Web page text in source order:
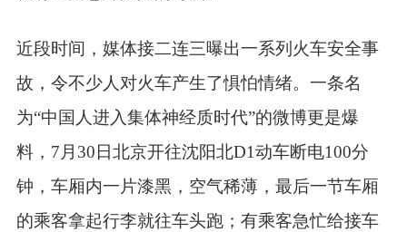
近段时间，媒体接二连三曝出一系列火车安全事
故，令不少人对火车产生了惧怕情绪。一条名
为“中国人进入集体神经质时代”的微博更是爆
料，7月30日北京开往沈阳北D1动车断电100分
钟，车厢内一片漆黑，空气稀薄，最后一节车厢
的乘客拿起行李就往车头跑；有乘客急忙给接车